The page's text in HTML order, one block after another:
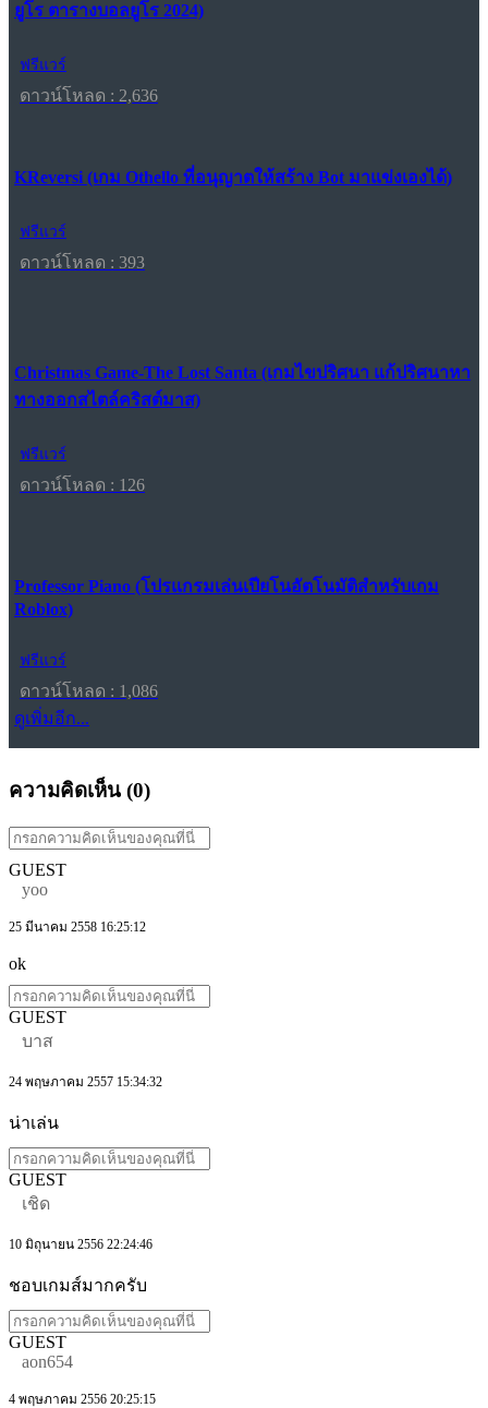
ยูโร ตารางบอลยูโร 2024)
ฟรีแวร์
ดาวน์โหลด : 2,636
KReversi (เกม Othello ที่อนุญาตให้สร้าง Bot มาแข่งเองได้)
ฟรีแวร์
ดาวน์โหลด : 393
Christmas Game-The Lost Santa (เกมไขปริศนา แก้ปริศนาหา
ทางออกสไตล์คริสต์มาส)
ฟรีแวร์
ดาวน์โหลด : 126
Professor Piano (โปรแกรมเล่นเปียโนอัตโนมัติสำหรับเกม
Roblox)
ฟรีแวร์
ดาวน์โหลด : 1,086
ดูเพิ่มอีก...
ความคิดเห็น (0)
GUEST
yoo
25 มีนาคม 2558 16:25:12
ok
GUEST
บาส
24 พฤษภาคม 2557 15:34:32
น่าเล่น
GUEST
เชิด
10 มิถุนายน 2556 22:24:46
ชอบเกมส์มากครับ
GUEST
aon654
4 พฤษภาคม 2556 20:25:15